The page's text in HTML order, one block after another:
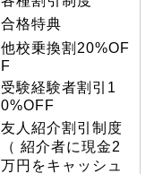
合格特典
他校乗換割20%OF
F
受験経験者割引1
0%OFF
友人紹介割引制度
（ 紹介者に現金2
万円をキャッシュ